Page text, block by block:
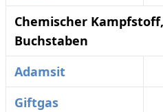
Chemischer
Buchstaben
Adamsit
Giftgas